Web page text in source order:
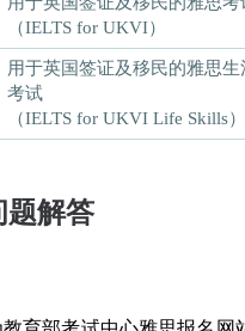
（IELTS for UKVI）
用于英国签证及移民的雅思生
考试
（IELTS for UKVI Life Skills）
题解答